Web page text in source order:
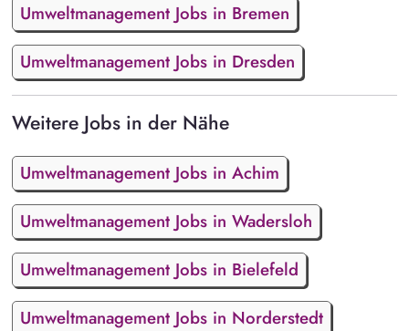
Umweltmanagement Jobs in Bremen
Umweltmanagement Jobs in Dresden
Weitere Jobs in der Nähe
Umweltmanagement Jobs in Achim
Umweltmanagement Jobs in Wadersloh
Umweltmanagement Jobs in Bielefeld
Umweltmanagement Jobs in Norderstedt